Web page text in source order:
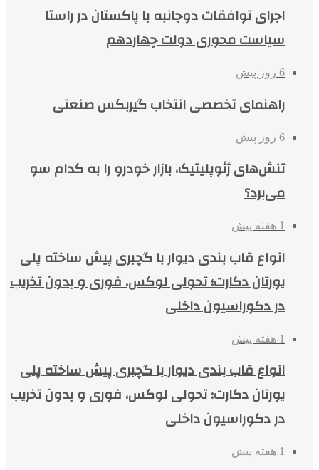
اجرای توافقات دوجانبه با پاکستان در راستا
سیاست محوری دولت چهاردهم
6 روز پیش
راهنمای تخصصی انتخاب گیربکس صنعتی
6 روز پیش
تنش‌های ژئوپلیتیک، بازار خودرو را به کدام سو
می‌برد؟
1 هفته پیش
انواع قاب بندی دیوار با گچبری پیش ساخته پلی
یورتان دکارت؛ تحولی لوکس، فوری و بدون تخریب
در دکوراسیون داخلی
1 هفته پیش
انواع قاب بندی دیوار با گچبری پیش ساخته پلی
یورتان دکارت؛ تحولی لوکس، فوری و بدون تخریب
در دکوراسیون داخلی
1 هفته پیش